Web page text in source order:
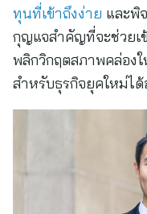
ทุนที่เข้าถึงง่าย และพิ
กุญแจสำคัญที่จะช่วยเ
พลิกวิกฤตสภาพคล่องใ
สำหรับธุรกิจยุคใหม่ไ